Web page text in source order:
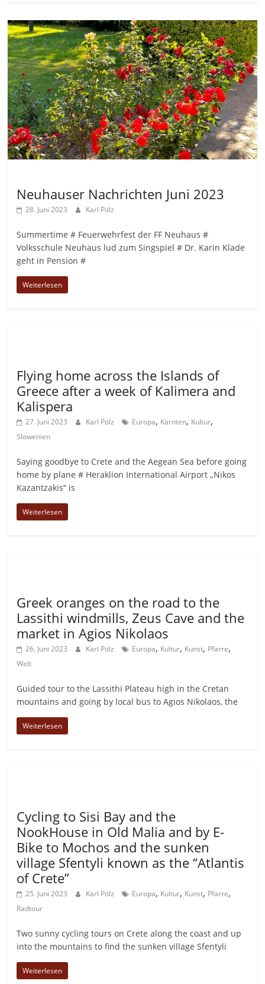
Neuhauser Nachrichten Juni 2023
28. Juni 2023 Karl Pölz
Summertime # Feuerwehrfest der FF Neuhaus #
Volksschule Neuhaus lud zum Singspiel # Dr. Karin Klade
geht in Pension #
Weiterlesen
Flying home across the Islands of
Greece after a week of Kalimera and
Kalispera
27. Juni 2023 Karl Pölz Europa, Kärnten, Kultur,
Slowenien
Saying goodbye to Crete and the Aegean Sea before going
home by plane # Heraklion International Airport „Nikos
Kazantzakis“ is
Weiterlesen
Greek oranges on the road to the
Lassithi windmills, Zeus Cave and the
market in Agios Nikolaos
26. Juni 2023 Karl Pölz Europa, Kultur, Kunst, Pfarre,
Welt
Guided tour to the Lassithi Plateau high in the Cretan
mountains and going by local bus to Agios Nikolaos, the
Weiterlesen
Cycling to Sisi Bay and the
NookHouse in Old Malia and by E-
Bike to Mochos and the sunken
village Sfentyli known as the “Atlantis
of Crete”
25. Juni 2023 Karl Pölz Europa, Kultur, Kunst, Pfarre,
Radtour
Two sunny cycling tours on Crete along the coast and up
into the mountains to find the sunken village Sfentyli
Weiterlesen